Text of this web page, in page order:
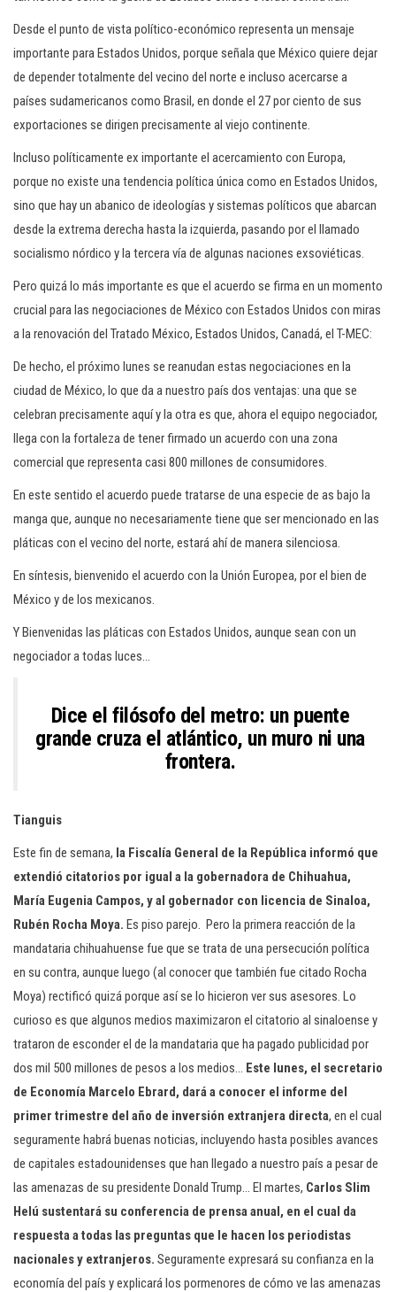
Desde el punto de vista político-económico representa un mensaje
importante para Estados Unidos, porque señala que México quiere dejar
de depender totalmente del vecino del norte e incluso acercarse a
países sudamericanos como Brasil, en donde el 27 por ciento de sus
exportaciones se dirigen precisamente al viejo continente.
Incluso políticamente ex importante el acercamiento con Europa,
porque no existe una tendencia política única como en Estados Unidos,
sino que hay un abanico de ideologías y sistemas políticos que abarcan
desde la extrema derecha hasta la izquierda, pasando por el llamado
socialismo nórdico y la tercera vía de algunas naciones exsoviéticas.
Pero quizá lo más importante es que el acuerdo se firma en un momento
crucial para las negociaciones de México con Estados Unidos con miras
a la renovación del Tratado México, Estados Unidos, Canadá, el T-MEC:
De hecho, el próximo lunes se reanudan estas negociaciones en la
ciudad de México, lo que da a nuestro país dos ventajas: una que se
celebran precisamente aquí y la otra es que, ahora el equipo negociador,
llega con la fortaleza de tener firmado un acuerdo con una zona
comercial que representa casi 800 millones de consumidores.
En este sentido el acuerdo puede tratarse de una especie de as bajo la
manga que, aunque no necesariamente tiene que ser mencionado en las
pláticas con el vecino del norte, estará ahí de manera silenciosa.
En síntesis, bienvenido el acuerdo con la Unión Europea, por el bien de
México y de los mexicanos.
Y Bienvenidas las pláticas con Estados Unidos, aunque sean con un
negociador a todas luces…
Dice el filósofo del metro: un puente
grande cruza el atlántico, un muro ni una
frontera.
Tianguis
Este fin de semana, la Fiscalía General de la República informó que
extendió citatorios por igual a la gobernadora de Chihuahua,
María Eugenia Campos, y al gobernador con licencia de Sinaloa,
Rubén Rocha Moya. Es piso parejo. Pero la primera reacción de la
mandataria chihuahuense fue que se trata de una persecución política
en su contra, aunque luego (al conocer que también fue citado Rocha
Moya) rectificó quizá porque así se lo hicieron ver sus asesores. Lo
curioso es que algunos medios maximizaron el citatorio al sinaloense y
trataron de esconder el de la mandataria que ha pagado publicidad por
dos mil 500 millones de pesos a los medios… Este lunes, el secretario
de Economía Marcelo Ebrard, dará a conocer el informe del
primer trimestre del año de inversión extranjera directa, en el cual
seguramente habrá buenas noticias, incluyendo hasta posibles avances
de capitales estadounidenses que han llegado a nuestro país a pesar de
las amenazas de su presidente Donald Trump… El martes, Carlos Slim
Helú sustentará su conferencia de prensa anual, en el cual da
respuesta a todas las preguntas que le hacen los periodistas
nacionales y extranjeros. Seguramente expresará su confianza en la
economía del país y explicará los pormenores de cómo ve las amenazas